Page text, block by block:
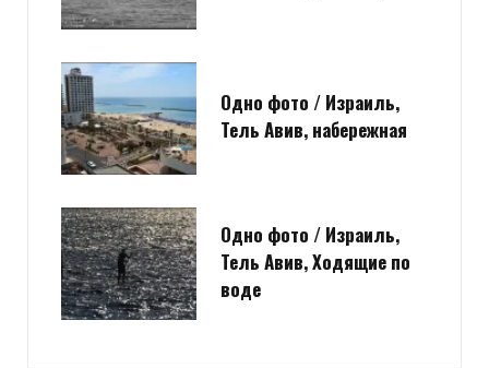
Одно фото / Израиль,
Тель Авив, набережная
Одно фото / Израиль,
Тель Авив, Ходящие по
воде